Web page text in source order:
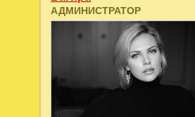
АДМИНИСТРАТОР